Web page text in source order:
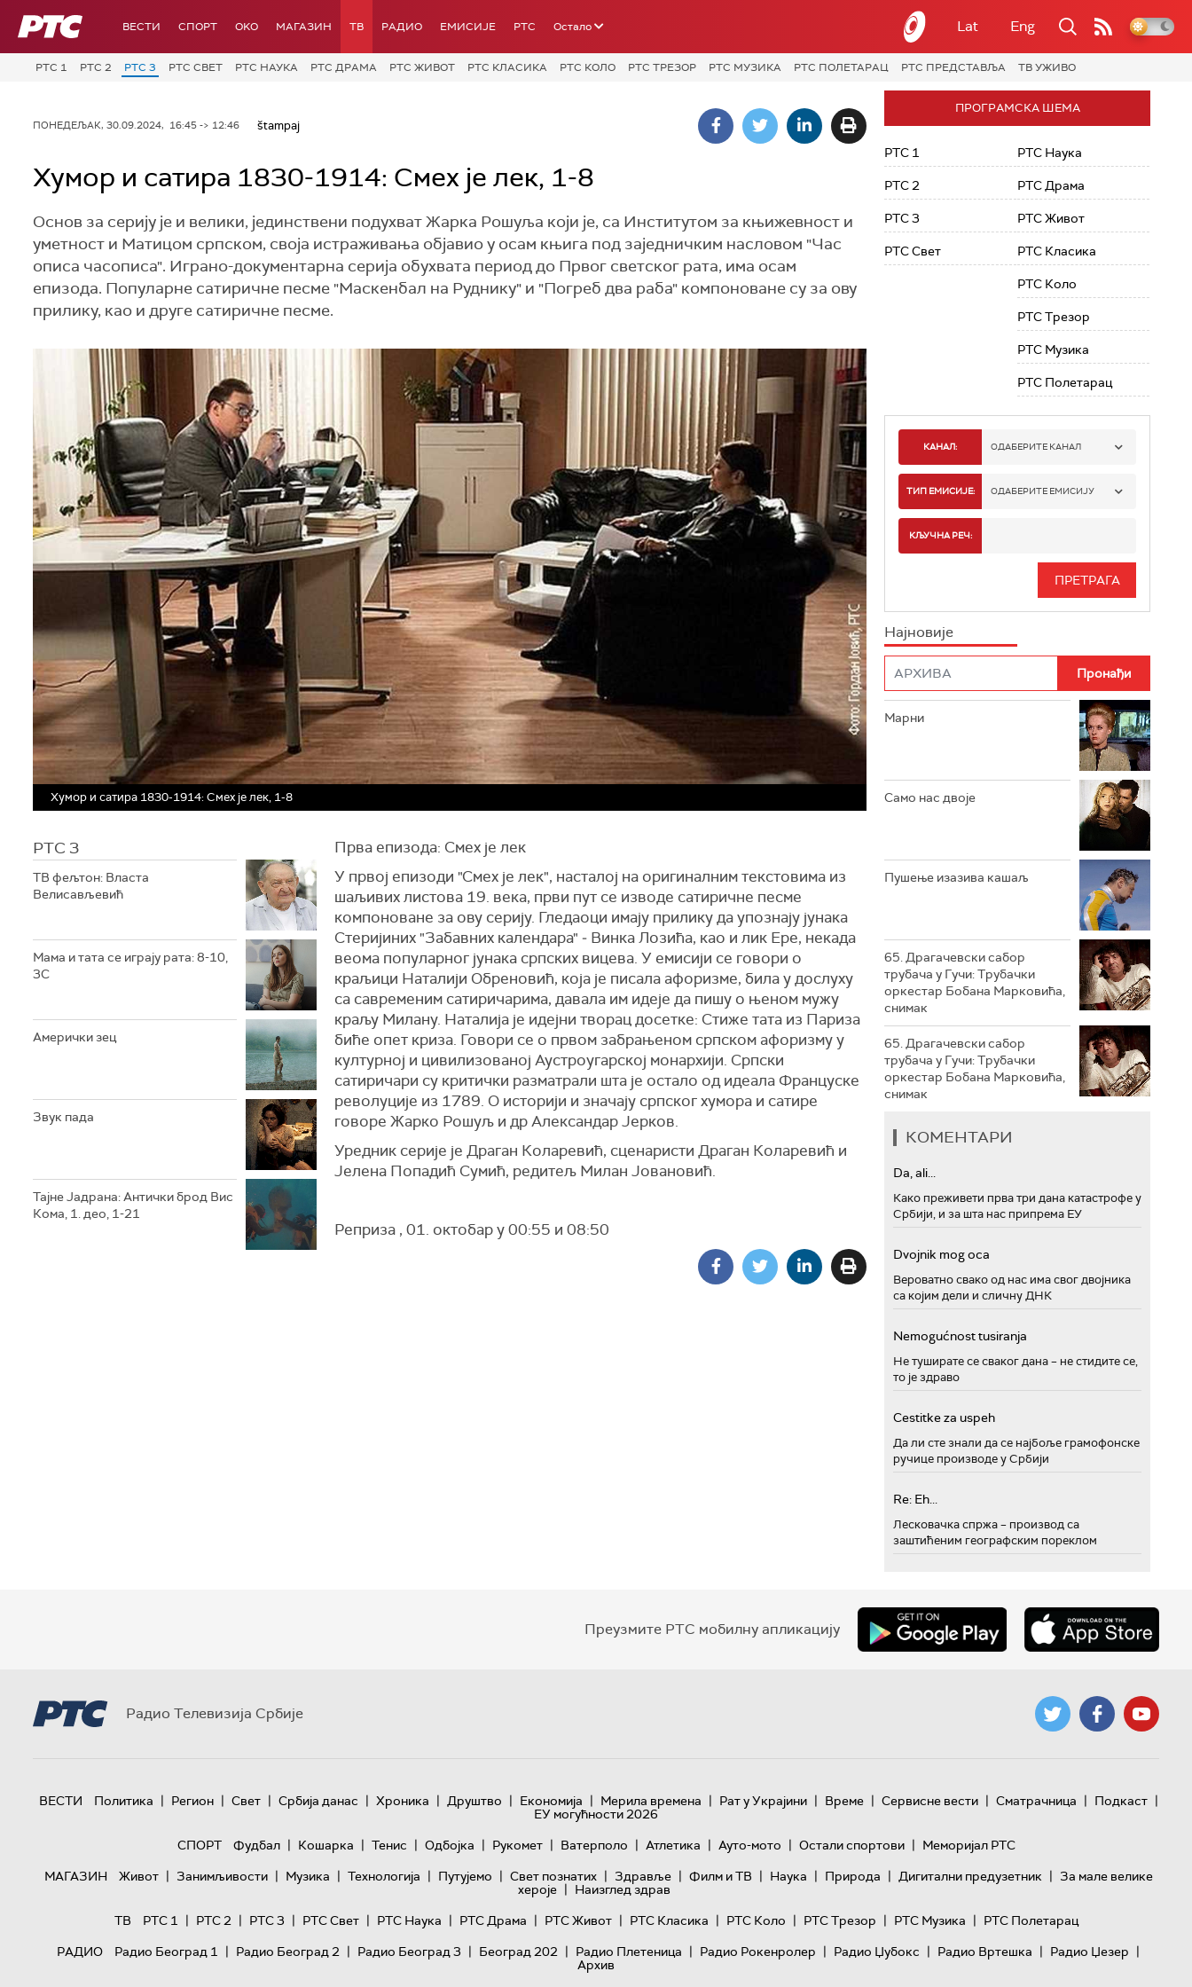
РТС ВЕСТИ СПОРТ OKO МАГАЗИН ТВ РАДИО ЕМИСИЈЕ РТС Остало Lat Eng
РТС 1 РТС 2 РТС 3 РТС СВЕТ РТС НАУКА РТС ДРАМА РТС ЖИВОТ РТС КЛАСИКА РТС КОЛО РТС ТРЕЗОР РТС МУЗИКА РТС ПОЛЕТАРАЦ РТС ПРЕДСТАВЉА ТВ УЖИВО
ПОНЕДЕЉАК, 30.09.2024, 16:45 -> 12:46 štampaj
Хумор и сатира 1830-1914: Смех је лек, 1-8
Основ за серију је и велики, јединствени подухват Жарка Рошуља који је, са Институтом за књижевност и
уметност и Матицом српском, своја истраживања објавио у осам књига под заједничким насловом "Час
описа часописа". Играно-документарна серија обухвата период до Првог светског рата, има осам
епизода. Популарне сатиричне песме "Маскенбал на Руднику" и "Погреб два раба" компоноване су за ову
прилику, као и друге сатиричне песме.
Хумор и сатира 1830-1914: Смех је лек, 1-8
РТС 3
ТВ фељтон: Власта
Велисављевић
Мама и тата се играју рата: 8-10,
3С
Амерички зец
Звук пада
Тајне Јадрана: Антички брод Вис
Кома, 1. део, 1-21
Прва епизода: Смех је лек
У првој епизоди "Смех је лек", насталој на оригиналним текстовима из
шаљивих листова 19. века, први пут се изводе сатиричне песме
компоноване за ову серију. Гледаоци имају прилику да упознају јунака
Стеријиних "Забавних календара" ‒ Винка Лозића, као и лик Ере, некада
веома популарног јунака српских вицева. У емисији се говори о
краљици Наталији Обреновић, која је писала афоризме, била у дослуху
са савременим сатиричарима, давала им идеје да пишу о њеном мужу
краљу Милану. Наталија је идејни творац досетке: Стиже тата из Париза
биће опет криза. Говори се о првом забрањеном српском афоризму у
културној и цивилизованој Аустроугарској монархији. Српски
сатиричари су критички разматрали шта је остало од идеала Француске
револуције из 1789. О историји и значају српског хумора и сатире
говоре Жарко Рошуљ и др Александар Јерков.
Уредник серије је Драган Коларевић, сценаристи Драган Коларевић и
Јелена Попадић Сумић, редитељ Милан Јовановић.
Реприза , 01. октобар у 00:55 и 08:50
ПРОГРАМСКА ШЕМА
РТС 1
РТС 2
РТС 3
РТС Свет
РТС Наука
РТС Драма
РТС Живот
РТС Класика
РТС Коло
РТС Трезор
РТС Музика
РТС Полетарац
КАНАЛ: ОДАБЕРИТЕ КАНАЛ
РТС 1
РТС 3
РТС КЛАСИКА
РТС ТРЕЗОР
РТС ПОЛЕТАРАЦ
ТИП ЕМИСИЈЕ: ОДАБЕРИТЕ ЕМИСИЈУ
КЉУЧНА РЕЧ:
Најновије
Марни
Само нас двоје
Пушење изазива кашаљ
65. Драгачевски сабор
трубача у Гучи: Трубачки
оркестар Бобана Марковића,
снимак
65. Драгачевски сабор
трубача у Гучи: Трубачки
оркестар Бобана Марковића,
снимак
КОМЕНТАРИ
Da, ali...
Како преживети прва три дана катастрофе у
Србији, и за шта нас припрема ЕУ
Dvojnik mog oca
Вероватно свако од нас има свог двојника
са којим дели и сличну ДНК
Nemogućnost tusiranja
Не туширате се сваког дана – не стидите се,
то је здраво
Cestitke za uspeh
Да ли сте знали да се најбоље грамофонске
ручице производе у Србији
Re: Eh...
Лесковачка спржа – производ са
заштићеним географским пореклом
Преузмите РТС мобилну апликацију
Радио Телевизија Србије
ВЕСТИ Политика | Регион | Свет | Србија данас | Хроника | Друштво | Економија | Мерила времена | Рат у Украјини | Време | Сервисне вести | Сматрачница | Подкаст |
ЕУ могућности 2026
СПОРТ
Фудбал | Кошарка | Тенис | Одбојка | Рукомет | Ватерполо | Атлетика | Ауто-мото | Остали спортови | Меморијал РТС
МАГАЗИН
Живот | Занимљивости | Музика | Технологијa | Путујемо | Свет познатих | Здравље | Филм и ТВ | Наука | Природа | Дигитални предузетник | За мале велике
хероје | Наизглед здрав
ТВ
РТС 1 | РТС 2 | РТС 3 | РТС Свет | РТС Наука | РТС Драма | РТС Живот | РТС Класика | РТС Коло | РТС Трезор | РТС Музика | РТС Полетарац
РАДИО
Радио Београд 1 | Радио Београд 2 | Радио Београд 3 | Београд 202 | Радио Плетеница | Радио Рокенролер | Радио Џубокс | Радио Вртешка | Радио Џезер |
Архив